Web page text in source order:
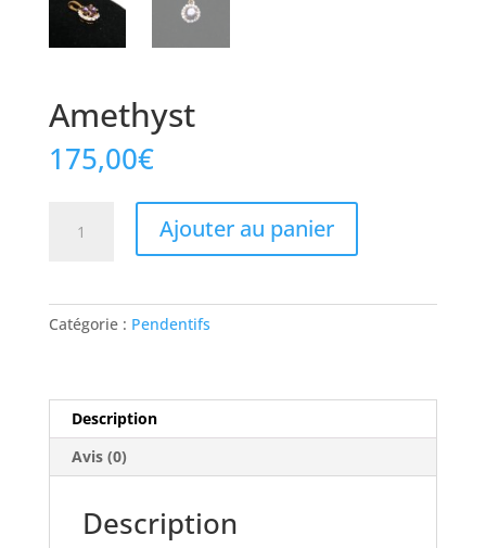
Amethyst
175,00€
Ajouter au panier
Catégorie : Pendentifs
Description
Avis (0)
Description